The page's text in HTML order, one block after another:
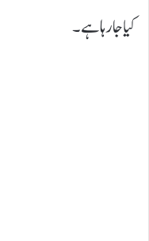
کیا جارہا ہے۔